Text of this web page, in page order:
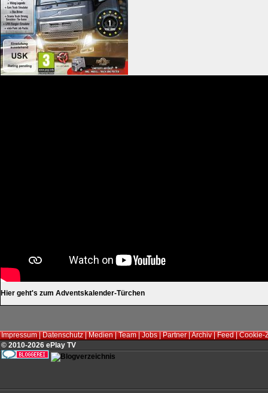
Hier geht's zum Adventskalender-Türchen
Impressum|Datenschutz|Medien|Team|Jobs|Partner|Archiv|Feed|Cookie-
© 2010-2026 ePlay TV